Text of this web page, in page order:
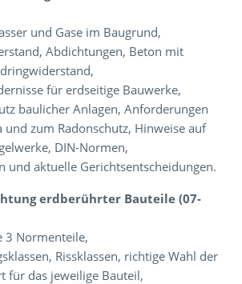
und Gase im Baugrund,
Abdichtungen, Beton mit
für erdseitige Bauwerke,
baulicher Anlagen, Anforderungen
und zum Radonschutz, Hinweise auf
DIN-Normen,
und aktuelle Gerichtsentscheidungen.
erdberührter Bauteile (07-
3 Normenteile,
Rissklassen, richtige Wahl der
für das jeweilige Bauteil,